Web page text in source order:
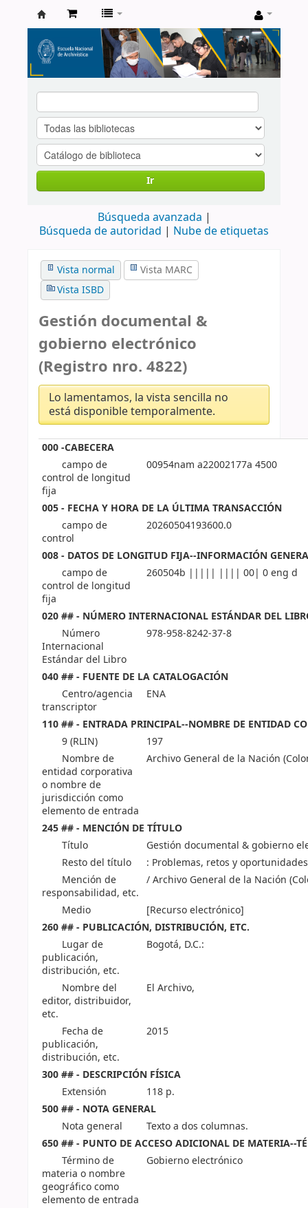
Catálogo
de
Biblioteca
ENA
Ir
Búsqueda avanzada
Búsqueda de autoridad
Nube de etiquetas
Vista normal
Vista MARC
Vista ISBD
Gestión documental &
gobierno electrónico
(Registro nro. 4822)
Lo lamentamos, la vista sencilla no
está disponible temporalmente.
000 -CABECERA
campo de
control de longitud
fija
00954nam a22002177a 4500
005 - FECHA Y HORA DE LA ÚLTIMA TRANSACCIÓN
campo de
control
20260504193600.0
008 - DATOS DE LONGITUD FIJA--INFORMACIÓN
campo de
control de longitud
fija
260504b ||||| |||| 00| 0 eng d
020 ## - NÚMERO INTERNACIONAL ESTÁNDAR DEL
Número
Internacional
Estándar del Libro
978-958-8242-37-8
040 ## - FUENTE DE LA CATALOGACIÓN
Centro/agencia
transcriptor
ENA
110 ## - ENTRADA PRINCIPAL--NOMBRE DE ENTIDAD
9 (RLIN)
197
Nombre de
entidad corporativa
o nombre de
jurisdicción como
elemento de entrada
Archivo General de la Nación
245 ## - MENCIÓN DE TÍTULO
Título
Gestión documental & gobierno
Resto del título
: Problemas, retos y
Mención de
responsabilidad, etc.
/ Archivo General de la Nación
Medio
[Recurso electrónico]
260 ## - PUBLICACIÓN, DISTRIBUCIÓN, ETC.
Lugar de
publicación,
distribución, etc.
Bogotá, D.C.:
Nombre del
editor, distribuidor,
etc.
El Archivo,
Fecha de
publicación,
distribución, etc.
2015
300 ## - DESCRIPCIÓN FÍSICA
Extensión
118 p.
500 ## - NOTA GENERAL
Nota general
Texto a dos columnas.
650 ## - PUNTO DE ACCESO ADICIONAL DE MATERIA--
Término de
materia o nombre
geográfico como
elemento de entrada
Gobierno electrónico